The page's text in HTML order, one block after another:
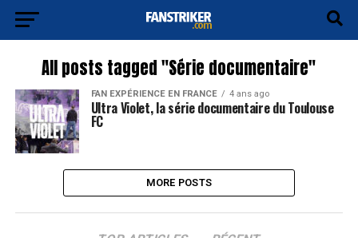
All posts tagged "Série documentaire"
FAN EXPÉRIENCE EN FRANCE 4 ans ago
Ultra Violet, la série documentaire du Toulouse
FC
MORE POSTS